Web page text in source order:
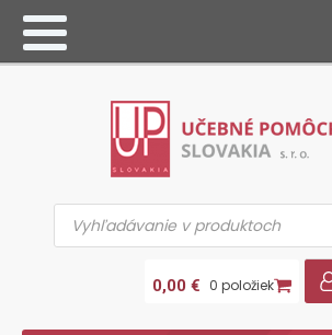
Products
search
0,00 € 0 položiek